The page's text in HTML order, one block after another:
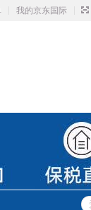
我的京东国际